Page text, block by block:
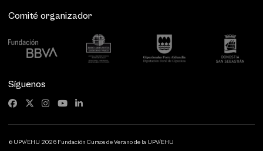
Comité organizador
Síguenos
© UPV/EHU 2026 Fundación Cursos de Verano de la UPV/EHU